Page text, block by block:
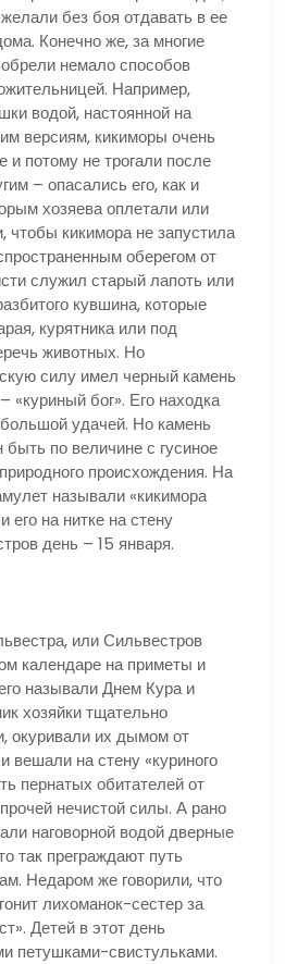
без боя отдавать в ее
Конечно же, за многие
немало способов
Например,
водой, настоянной на
версиям, кикиморы очень
и потому не трогали после
– опасались его, как и
хозяева оплетали или
чтобы кикимора не запустила
оберегом от
служил старый лапоть или
кувшина, которые
курятника или под
животных. Но
силу имел черный камень
«куриный бог». Его находка
удачей. Но камень
по величине с гусиное
происхождения. На
называли «кикимора
его на нитке на стену
день – 15 января.
или Сильвестров
календаре на приметы и
называли Днем Кура и
хозяйки тщательно
окуривали их дымом от
вешали на стену «куриного
пернатых обитателей от
нечистой силы. А рано
наговорной водой дверные
так преграждают путь
Недаром же говорили, что
лихоманок-сестер за
Детей в этот день
петушками-свистульками.